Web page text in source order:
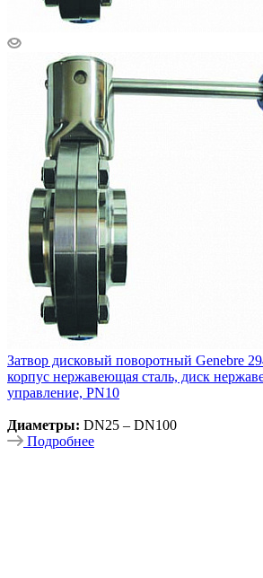
Затвор дисковый поворотный Genebre
корпус нержавеющая сталь, диск
управление, PN10
Диаметры: DN25 – DN100
Подробнее